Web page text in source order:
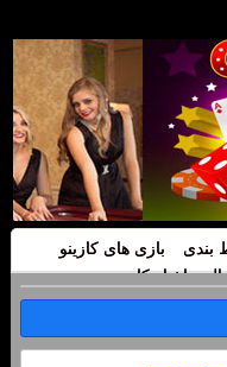
بندی
بازی های کازینو
اخبار کازینو